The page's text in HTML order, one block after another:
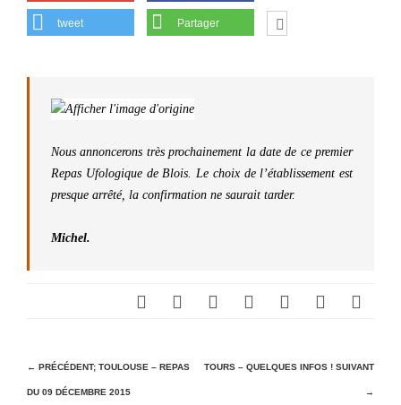
tweet Partager
Nous annoncerons très prochainement la date de ce premier
Repas Ufologique de Blois. Le choix de l’établissement est
presque arrêté, la confirmation ne saurait tarder.
Michel.
N
a
← PRÉCÉDENT; TOULOUSE – REPAS
DU 09 DÉCEMBRE 2015
TOURS – QUELQUES INFOS ! SUIVANT
→